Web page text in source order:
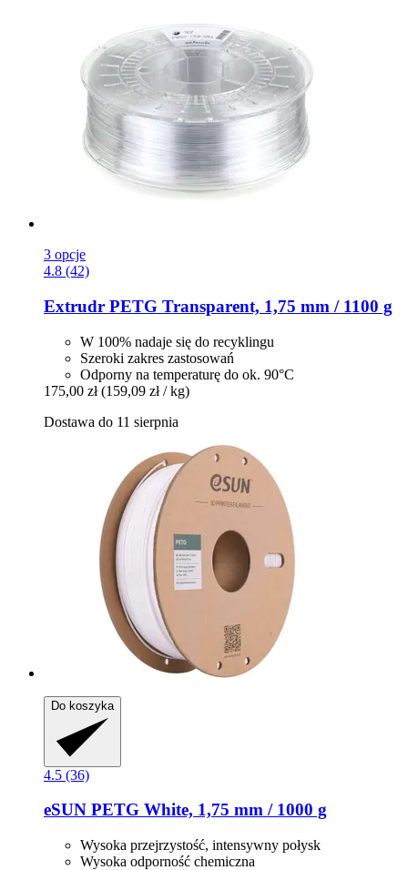
3 opcje
4.8 (42)
Extrudr PETG Transparent, 1,75 mm / 1100 g
W 100% nadaje się do recyklingu
Szeroki zakres zastosowań
Odporny na temperaturę do ok. 90°C
175,00 zł (159,09 zł / kg)
Dostawa do 11 sierpnia
Do koszyka
4.5 (36)
eSUN PETG White, 1,75 mm / 1000 g
Wysoka przejrzystość, intensywny połysk
Wysoka odporność chemiczna